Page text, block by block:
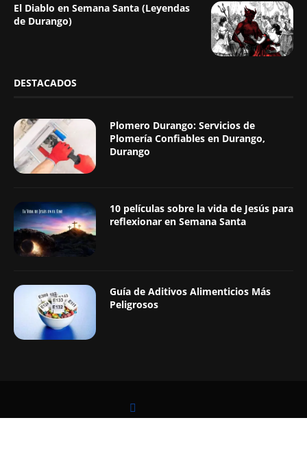
El Diablo en Semana Santa (Leyendas
de Durango)
DESTACADOS
Plomero Durango: Servicios de
Plomería Confiables en Durango,
Durango
10 películas sobre la vida de Jesús para
reflexionar en Semana Santa
Guía de Aditivos Alimenticios Más
Peligrosos